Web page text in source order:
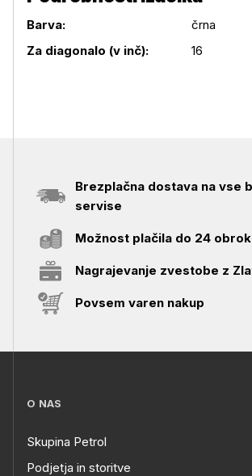
Barva:
črna
Za diagonalo (v inč):
16
Brezplačna dostava na vse
servise
Možnost plačila do 24
Nagrajevanje zvestobe z
Povsem varen nakup
O NAS
Skupina Petrol
Podjetja in storitve